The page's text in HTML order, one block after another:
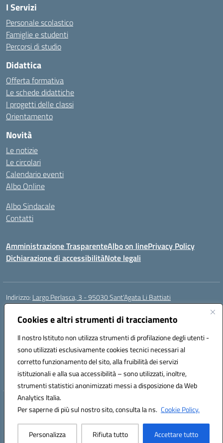
Cookies e altri strumenti di tracciamento
Il nostro Istituto non utilizza strumenti di profilazione degli utenti -
sono utilizzati esclusivamente cookies tecnici necessari al
corretto funzionamento del sito, alla fruibilità dei servizi
istituzionali e alla sua accessibilità – sono utilizzati, inoltre,
strumenti statistici anonimizzati messi a disposizione da Web
Analytics Italia.
Per saperne di più sul nostro sito, consulta la ns. Cookie Policy.
Personalizza Rifiuta tutto Accettare tutto
I Servizi
Personale scolastico
Famiglie e studenti
Percorsi di studio
Didattica
Offerta formativa
Le schede didattiche
I progetti delle classi
Orientamento
Novità
Le notizie
Le circolari
Calendario eventi
Albo Online
Albo Sindacale
Contatti
Amministrazione TrasparenteAlbo on linePrivacy Policy
Dichiarazione di accessibilitàNote legali
Indirizzo: Largo Perlasca, 3 - 95030 Sant’Agata Li Battiati
Centralino:
ctic8bl002@istruzione.it
Posta elettronica certificata (PEC):ctic8bl002@pec.istruzione.it
Codice fiscale: 93253680875
Codice meccanografico:CTIC8BL002
Codice Indice delle Pubbliche Amministrazioni (IPA): 7UKG69R2
Codice unico di fatturazione (CUF): F8M4AH
Hosting & Powered by 3D Solution S.r.l.
Concept & Design by Designers Italia